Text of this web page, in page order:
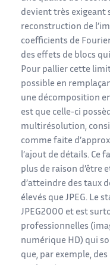
devient très exigeant
reconstruction de
coefficients de
des effets de blocs
Pour pallier cette
possible en
une décomposition
est que celle-ci
multirésolution,
comme faite
l’ajout de détails. Ce
plus de raison d’être
d’atteindre des taux
élevés que JPEG. Le
JPEG2000 et est
professionnelles
numérique HD) qui
que, par exemple,